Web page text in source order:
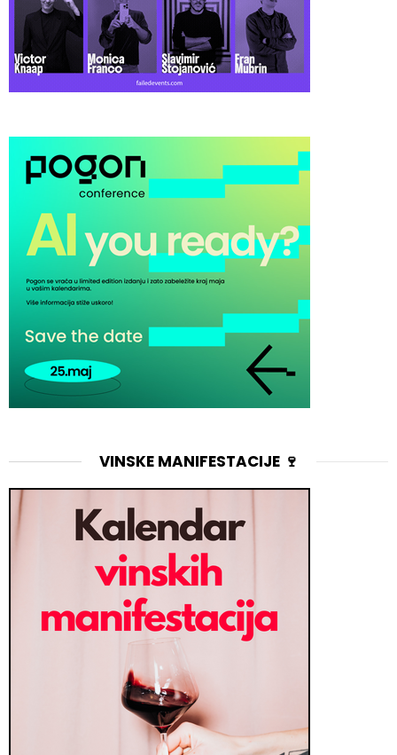
VINSKE MANIFESTACIJE 🍷